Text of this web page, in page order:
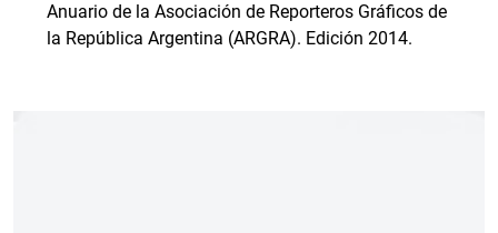
Anuario de la Asociación de Reporteros Gráficos de
la República Argentina (ARGRA). Edición 2014.